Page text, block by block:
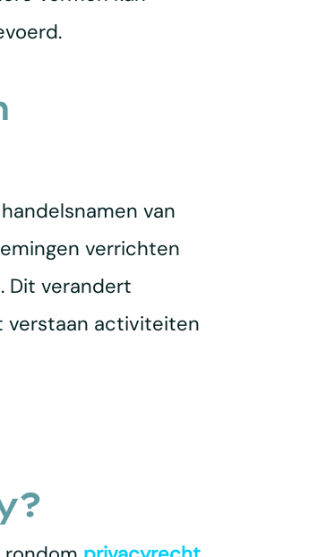
van
verrichten
Dit verandert
verstaan activiteiten